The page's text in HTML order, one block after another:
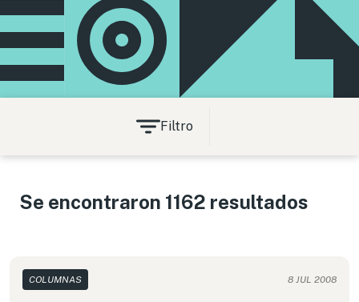
Filtro
Se encontraron 1162 resultados
COLUMNAS 8 JUL 2008